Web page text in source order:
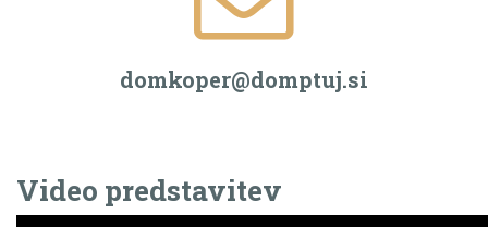
domkoper@domptuj.si
Video predstavitev